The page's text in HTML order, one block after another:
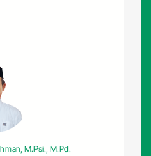
M.Psi., M.Pd.